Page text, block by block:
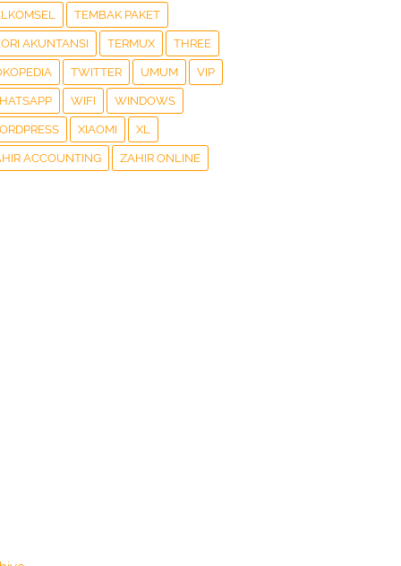
TEMBAK PAKET
AKUNTANSI TERMUX THREE
TWITTER UMUM VIP
WIFI WINDOWS
XIAOMI XL
ACCOUNTING ZAHIR ONLINE